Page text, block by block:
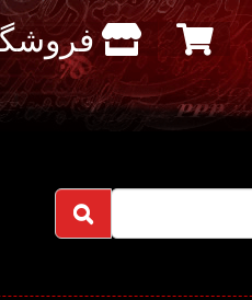
فروشگاه